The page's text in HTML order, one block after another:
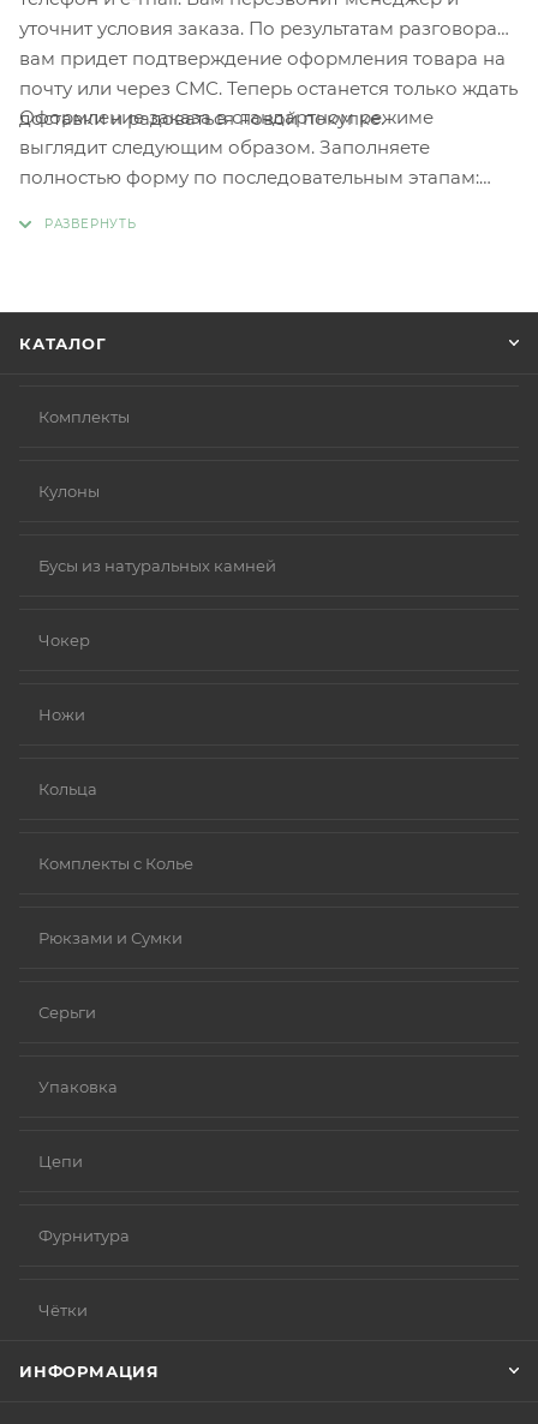
уточнит условия заказа. По результатам разговора
вам придет подтверждение оформления товара на
почту или через СМС. Теперь останется только ждать
доставки и радоваться новой покупке.
Оформление заказа в стандартном режиме
выглядит следующим образом. Заполняете
полностью форму по последовательным этапам:
КАТАЛОГ
Комплекты
Кулоны
Бусы из натуральных камней
Чокер
Ножи
Кольца
Комплекты с Колье
Рюкзами и Сумки
Серьги
Упаковка
Цепи
Фурнитура
Чётки
ИНФОРМАЦИЯ